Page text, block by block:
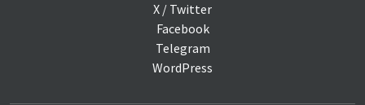
X / Twitter
Facebook
Telegram
WordPress